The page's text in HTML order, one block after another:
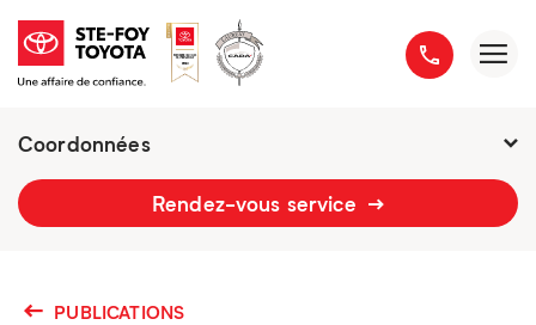
Coordonnées
2777 boulevard du Versant-Nord
Rendez-vous service
PUBLICATIONS